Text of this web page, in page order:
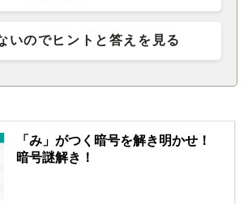
いのでヒントと答えを見る
「み」がつく暗号を解き明かせ！
暗号謎解き！